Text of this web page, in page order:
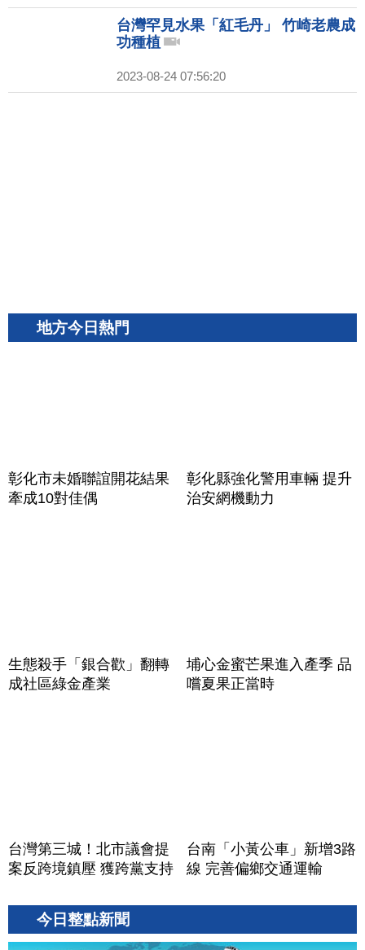
台灣罕見水果「紅毛丹」 竹崎老農成
功種植
2023-08-24 07:56:20
地方今日熱門
彰化市未婚聯誼開花結果
牽成10對佳偶
彰化縣強化警用車輛 提升
治安網機動力
生態殺手「銀合歡」翻轉
成社區綠金產業
埔心金蜜芒果進入產季 品
嚐夏果正當時
台灣第三城！北市議會提
案反跨境鎮壓 獲跨黨支持
台南「小黃公車」新增3路
線 完善偏鄉交通運輸
今日整點新聞